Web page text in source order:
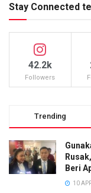
Stay Connected
42.2k
Followers
Trending
Beri
10